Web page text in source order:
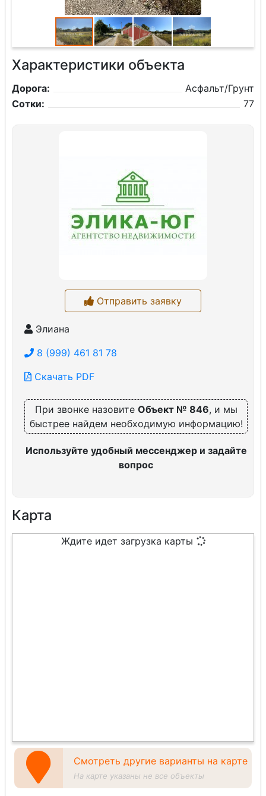
Характеристики объекта
Дорога:
Асфальт/Грунт
Сотки:
77
Отправить заявку
Элиана
8 (999) 461 81 78
Скачать PDF
При звонке назовите Объект № 846, и мы
быстрее найдем необходимую информацию!
Используйте удобный мессенджер и задайте
вопрос
Карта
Ждите идет загрузка карты
Смотреть другие варианты на карте
На карте указаны не все объекты